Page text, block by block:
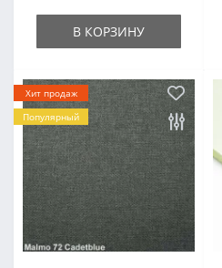
В КОРЗИНУ
Хит продаж
Популярный